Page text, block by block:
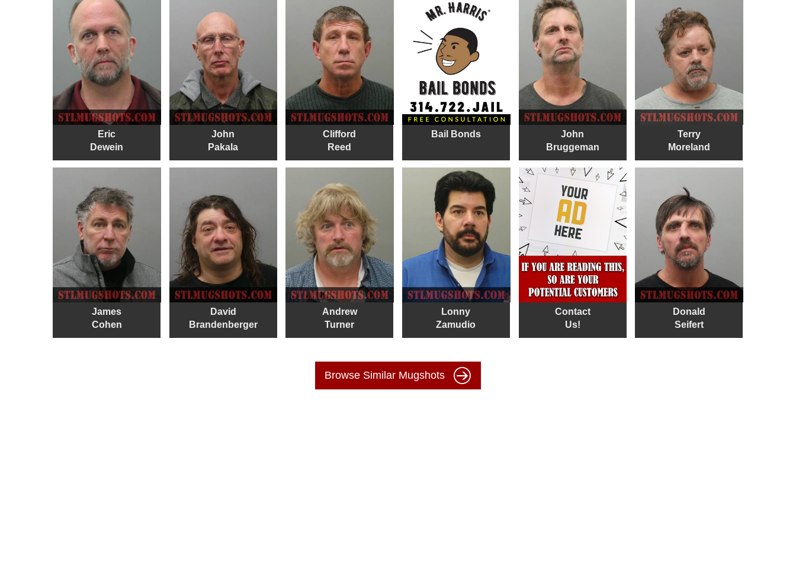
Eric
Dewein
John
Pakala
Clifford
Reed
Bail Bonds
John
Bruggeman
Terry
Moreland
James
Cohen
David
Brandenberger
Andrew
Turner
Lonny
Zamudio
Contact
Us!
Donald
Seifert
Browse Similar Mugshots